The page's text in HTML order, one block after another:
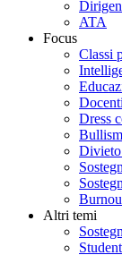
ATA
Focus
Classi
Dress
Altri temi